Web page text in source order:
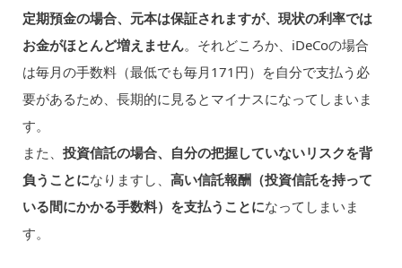
定期預金の場合、元本は保証されますが、現状の利率では
お金がほとんど増えません。それどころか、iDeCoの場合
は毎月の手数料（最低でも毎月171円）を自分で支払う必
要があるため、長期的に見るとマイナスになってしまいま
す。
また、 投資信託の場合、自分の把握していないリスクを背
負うことになりますし、 高い信託報酬（投資信託を持って
いる間にかかる手数料）を支払うことになってしまいま
す。